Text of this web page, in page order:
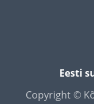
Eesti
Copyright ©